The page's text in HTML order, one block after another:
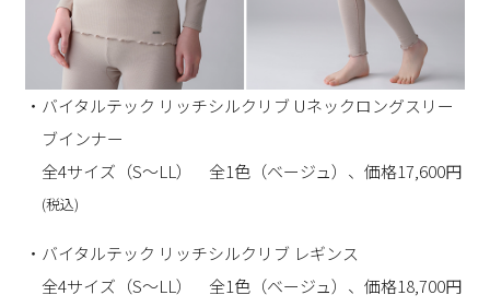
・バイタルテック リッチシルクリブ Uネックロングスリー
ブインナー
全4サイズ（S～LL） 全1色（ベージュ）、価格17,600円
(税込)
・バイタルテック リッチシルクリブ レギンス
全4サイズ（S～LL） 全1色（ベージュ）、価格18,700円